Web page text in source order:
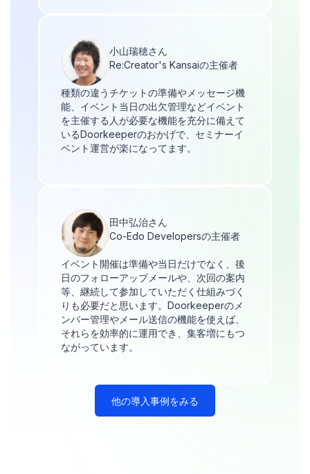
小山瑞穂さん
Re:Creator's Kansaiの主催者
種類の違うチケットの準備やメッセージ機
能、イベント当日の出欠管理などイベント
を主催する人が必要な機能を充分に備えて
いるDoorkeeperのおかげで、セミナーイ
ベント運営が楽になってます。
田中弘治さん
Co-Edo Developersの主催者
イベント開催は準備や当日だけでなく、後
日のフォローアップメールや、次回の案内
等、継続して参加していただく仕組みづく
りも必要だと思います。Doorkeeperのメ
ンバー管理やメール送信の機能を使えば、
それらを効率的に運用でき、集客増にもつ
ながっています。
他の導入事例をみる